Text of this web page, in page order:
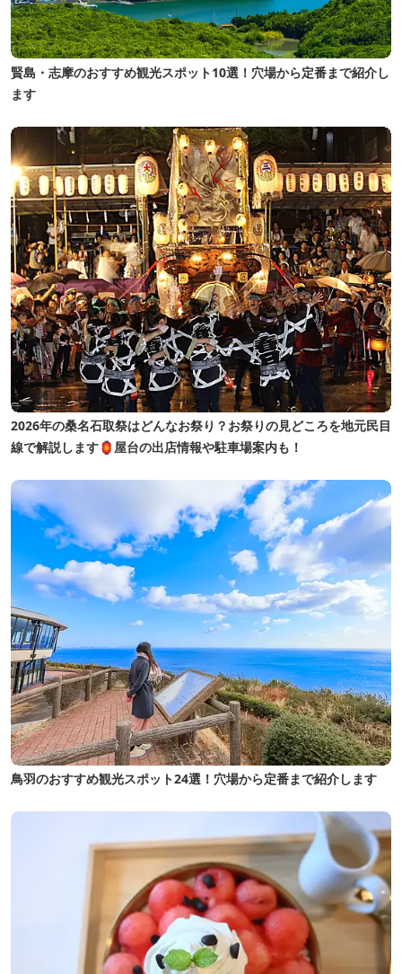
賢島・志摩のおすすめ観光スポット10選！穴場から定番まで紹介し
ます
2026年の桑名石取祭はどんなお祭り？お祭りの見どころを地元民目
線で解説します🏮屋台の出店情報や駐車場案内も！
鳥羽のおすすめ観光スポット24選！穴場から定番まで紹介します